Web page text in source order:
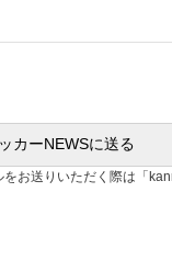
お送りいただく際は「